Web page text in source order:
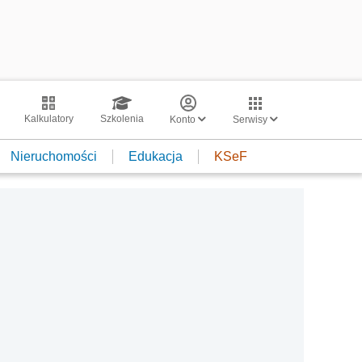
Kalkulatory Szkolenia Konto Serwisy
Nieruchomości Edukacja KSeF